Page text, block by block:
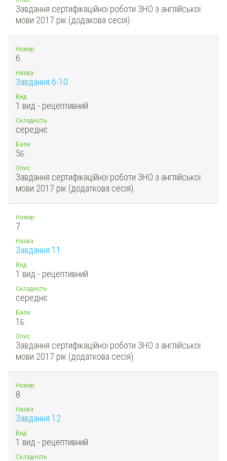
Завдання сертифікаційної роботи ЗНО з англійської
мови 2017 рік (додакова сесія).
Номер
6.
Назва
Завдання 6-10
Вид
1 вид - рецептивний
Складність
середнє
Бали
5Б.
Опис
Завдання сертифікаційної роботи ЗНО з англійської
мови 2017 рік (додаткова сесія).
Номер
7.
Назва
Завдання 11
Вид
1 вид - рецептивний
Складність
середнє
Бали
1 Б.
Опис
Завдання сертифікаційної роботи ЗНО з англійської
мови 2017 рік (додаткова сесія).
Номер
8.
Назва
Завдання 12
Вид
1 вид - рецептивний
Складність